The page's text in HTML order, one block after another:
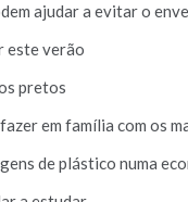
ajudar a evitar o
este verão
pretos
em família com os
de plástico numa